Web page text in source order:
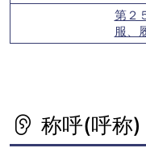
第２
服、
称呼(呼称